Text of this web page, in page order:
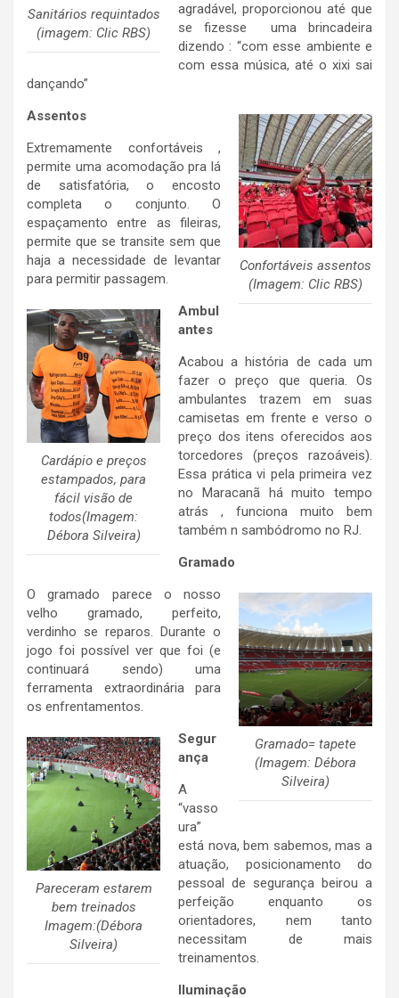
Sanitários requintados
(imagem: Clic RBS)
agradável, proporcionou até que
se fizesse uma brincadeira
dizendo : “com esse ambiente e
com essa música, até o xixi sai
dançando”
Confortáveis assentos
(Imagem: Clic RBS)
Assentos
Extremamente confortáveis ,
permite uma acomodação pra lá
de satisfatória, o encosto
completa o conjunto. O
espaçamento entre as fileiras,
permite que se transite sem que
haja a necessidade de levantar
para permitir passagem.
Cardápio e preços
estampados, para
fácil visão de
todos(Imagem:
Débora Silveira)
Ambul
antes
Acabou a história de cada um
fazer o preço que queria. Os
ambulantes trazem em suas
camisetas em frente e verso o
preço dos itens oferecidos aos
torcedores (preços razoáveis).
Essa prática vi pela primeira vez
no Maracanã há muito tempo
atrás , funciona muito bem
também n sambódromo no RJ.
Gramado
Gramado= tapete
(Imagem: Débora
Silveira)
O gramado parece o nosso
velho gramado, perfeito,
verdinho se reparos. Durante o
jogo foi possível ver que foi (e
continuará sendo) uma
ferramenta extraordinária para
os enfrentamentos.
Pareceram estarem
bem treinados
Imagem:(Débora
Silveira)
Segur
ança
A
“vasso
ura”
está nova, bem sabemos, mas a
atuação, posicionamento do
pessoal de segurança beirou a
perfeição enquanto os
orientadores, nem tanto
necessitam de mais
treinamentos.
Iluminação